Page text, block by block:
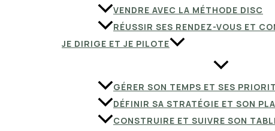
VENDRE AVEC LA MÉTHODE DISC
RÉUSSIR SES RENDEZ-VOUS ET
JE DIRIGE ET JE PILOTE
GÉRER SON TEMPS ET SES
DÉFINIR SA STRATÉGIE ET SON
CONSTRUIRE ET SUIVRE SON